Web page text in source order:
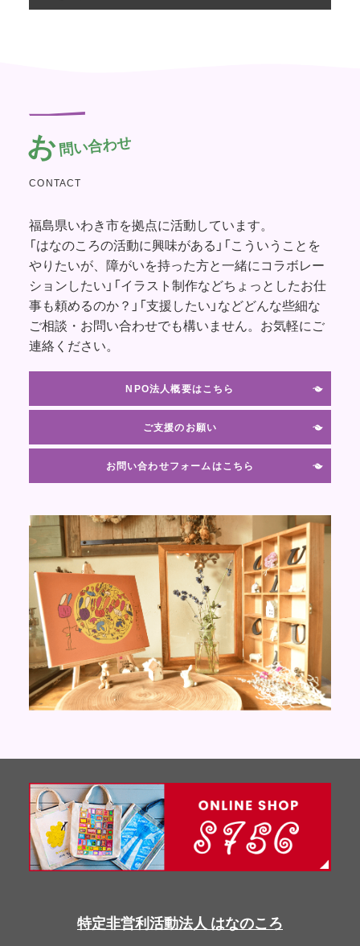
お問い合わせ
CONTACT
福島県いわき市を拠点に活動しています。
「はなのころの活動に興味がある」「こういうことを
やりたいが、障がいを持った方と一緒にコラボレー
ションしたい」「イラスト制作などちょっとしたお仕
事も頼めるのか？」「支援したい」などどんな些細な
ご相談・お問い合わせでも構いません。お気軽にご
連絡ください。
NPO法人概要はこちら
ご支援のお願い
お問い合わせフォームはこちら
特定非営利活動法人 はなのころ